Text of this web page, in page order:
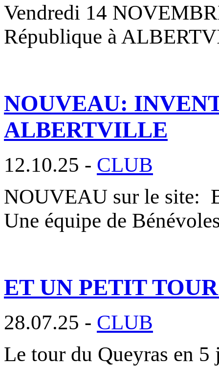
Vendredi 14
République à
NOUVEAU:
ALBERTVILLE
12.10.25 - CLUB
NOUVEAU sur le site:
Une équipe de
ET UN PETIT
28.07.25 - CLUB
Le tour du Queyras en 5